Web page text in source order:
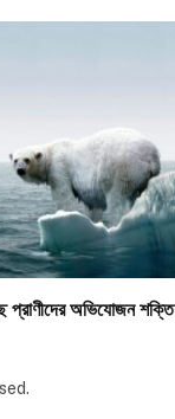
প্রাণীদের অভিযোজন শক্তি